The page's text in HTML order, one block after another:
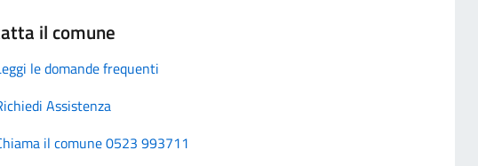
il comune
le domande frequenti
Assistenza
il comune 0523 993711